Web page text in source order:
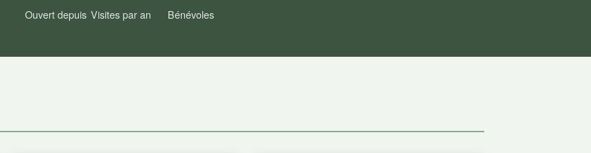
Ouvert depuis Visites par an Bénévoles